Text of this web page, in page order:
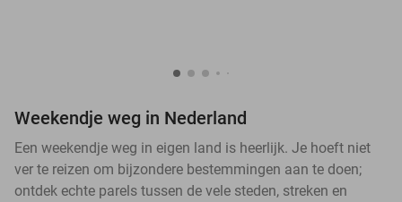
Weekendje weg in Nederland
Een weekendje weg in eigen land is heerlijk. Je hoeft niet
ver te reizen om bijzondere bestemmingen aan te doen;
ontdek echte parels tussen de vele steden, streken en